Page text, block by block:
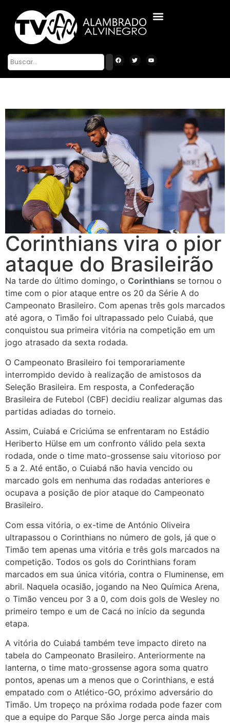
Corinthians vira o pior
ataque do Brasileirão
Na tarde do último domingo, o Corinthians se tornou o
time com o pior ataque entre os 20 da Série A do
Campeonato Brasileiro. Com apenas três gols marcados
até agora, o Timão foi ultrapassado pelo Cuiabá, que
conquistou sua primeira vitória na competição em um
jogo atrasado da sexta rodada.
O Campeonato Brasileiro foi temporariamente
interrompido devido à realização de amistosos da
Seleção Brasileira. Em resposta, a Confederação
Brasileira de Futebol (CBF) decidiu realizar algumas das
partidas adiadas do torneio.
Assim, Cuiabá e Criciúma se enfrentaram no Estádio
Heriberto Hülse em um confronto válido pela sexta
rodada, onde o time mato-grossense saiu vitorioso por
5 a 2. Até então, o Cuiabá não havia vencido ou
marcado gols em nenhuma das rodadas anteriores e
ocupava a posição de pior ataque do Campeonato
Brasileiro.
Com essa vitória, o ex-time de António Oliveira
ultrapassou o Corinthians no número de gols, já que o
Timão tem apenas uma vitória e três gols marcados na
competição. Todos os gols do Corinthians foram
marcados em sua única vitória, contra o Fluminense, em
abril. Naquela ocasião, jogando na Neo Química Arena,
o Timão venceu por 3 a 0, com dois gols de Wesley no
primeiro tempo e um de Cacá no início da segunda
etapa.
A vitória do Cuiabá também teve impacto direto na
tabela do Campeonato Brasileiro. Anteriormente na
lanterna, o time mato-grossense agora soma quatro
pontos, apenas um a menos que o Corinthians, e está
empatado com o Atlético-GO, próximo adversário do
Timão. Um tropeço na próxima rodada pode fazer com
que a equipe do Parque São Jorge perca ainda mais